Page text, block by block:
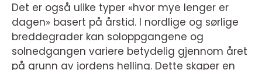
Det er også ulike typer «hvor mye lenger er
dagen» basert på årstid. I nordlige og sørlige
breddegrader kan soloppgangene og
solnedgangen variere betydelig gjennom året
på grunn av jordens helling. Dette skaper en